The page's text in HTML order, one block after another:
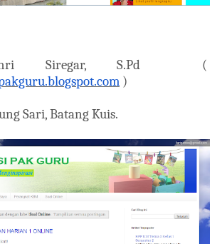
Siregar, S.Pd (
)
Sari, Batang Kuis.